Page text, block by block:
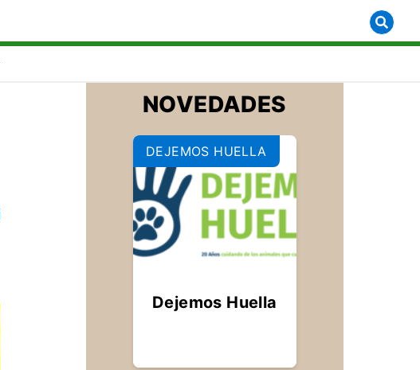
NOVEDADES
DEJEMOS HUELLA
Dejemos Huella